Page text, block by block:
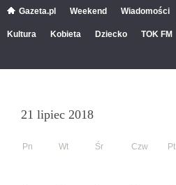
Gazeta.pl Weekend Wiadomości
Kultura Kobieta Dziecko TOK FM
21 lipiec 2018
Pn Wt Śr Czw Pt